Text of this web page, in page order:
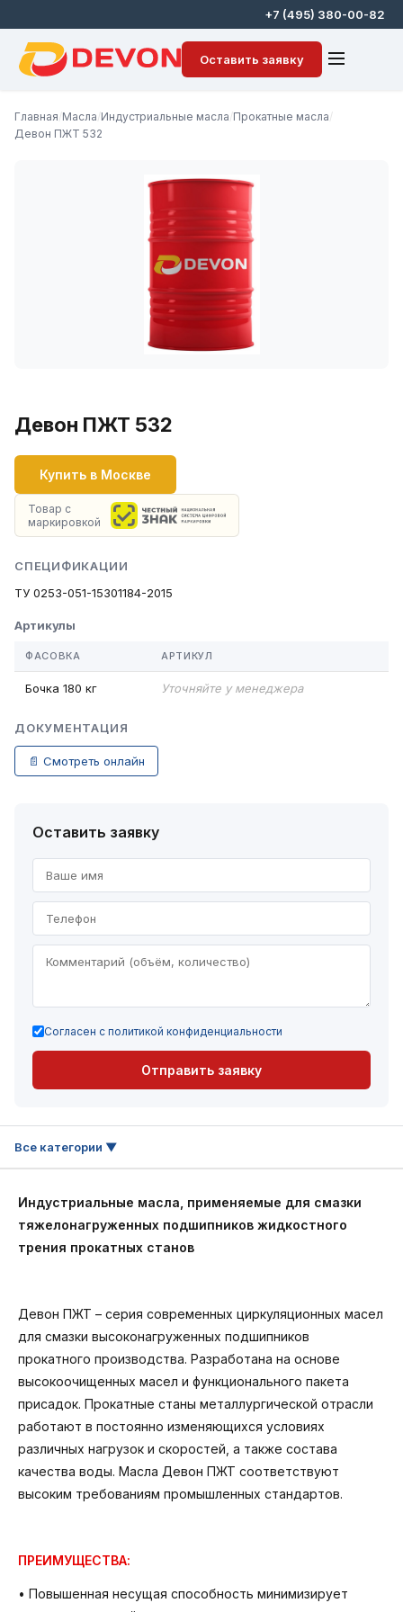
+7 (495) 380-00-82
Оставить заявку
Главная Масла Индустриальные масла Прокатные масла
Девон ПЖТ 532
Девон ПЖТ 532
Купить в Москве
Товар с
маркировкой
СПЕЦИФИКАЦИИ
ТУ 0253-051-15301184-2015
Артикулы
ФАСОВКА АРТИКУЛ
Бочка 180 кг Уточняйте у менеджера
ДОКУМЕНТАЦИЯ
📄 Смотреть онлайн
Оставить заявку
Согласен с политикой конфиденциальности
Отправить заявку
Индустриальные масла, применяемые для смазки
тяжелонагруженных подшипников жидкостного
трения прокатных станов
Девон ПЖТ – серия современных циркуляционных масел
для смазки высоконагруженных подшипников
прокатного производства. Разработана на основе
высокоочищенных масел и функционального пакета
присадок. Прокатные станы металлургической отрасли
работают в постоянно изменяющихся условиях
различных нагрузок и скоростей, а также состава
качества воды. Масла Девон ПЖТ соответствуют
высоким требованиям промышленных стандартов.
ПРЕИМУЩЕСТВА:
• Повышенная несущая способность минимизирует